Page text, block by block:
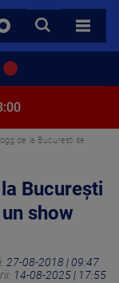
CAUTA
TOATE
de la București se
București
show
27-08-2018 | 09:47
14-08-2025 | 17:55